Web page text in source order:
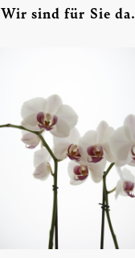
Wir sind für Sie da.